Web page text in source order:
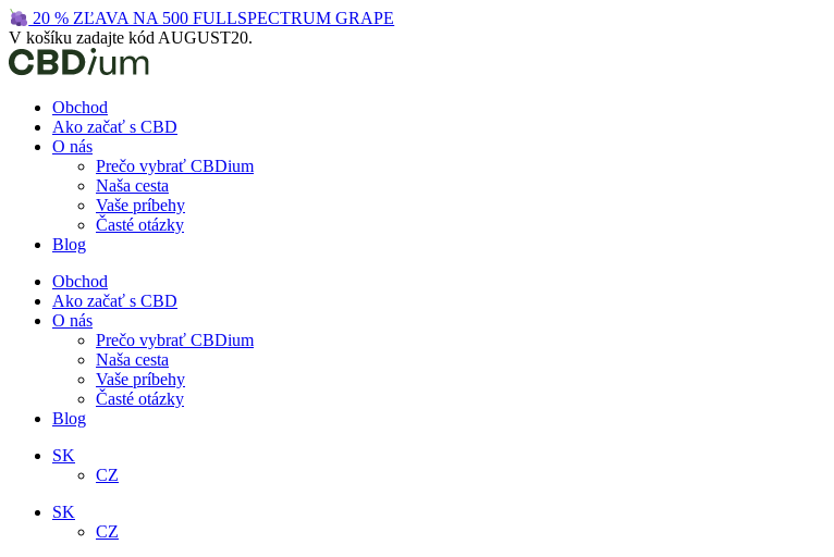
Preskočiť
na
obsah
20 % ZĽAVA NA 500 FULLSPECTRUM GRAPE
V košíku zadajte kód AUGUST20.
Obchod
Ako začať s CBD
O nás
Prečo vybrať CBDium
Naša cesta
Vaše príbehy
Časté otázky
Blog
Obchod
Ako začať s CBD
O nás
Prečo vybrať CBDium
Naša cesta
Vaše príbehy
Časté otázky
Blog
SK
CZ
SK
CZ